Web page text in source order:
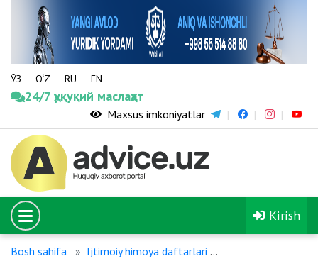
ЎЗ O‘Z RU EN
24/7 ҳуқуқий маслаҳат
Maxsus imkoniyatlar
Kirish
Bosh sahifa Ijtimoiy himoya daftarlari